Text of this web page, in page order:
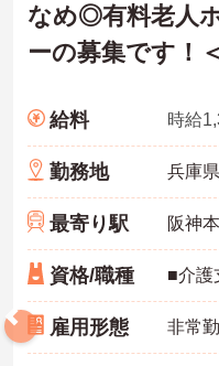
なめ◎有料老人
ーの募集です！
給料 時給
勤務地 兵庫
最寄り駅
資格/職種
雇用形態